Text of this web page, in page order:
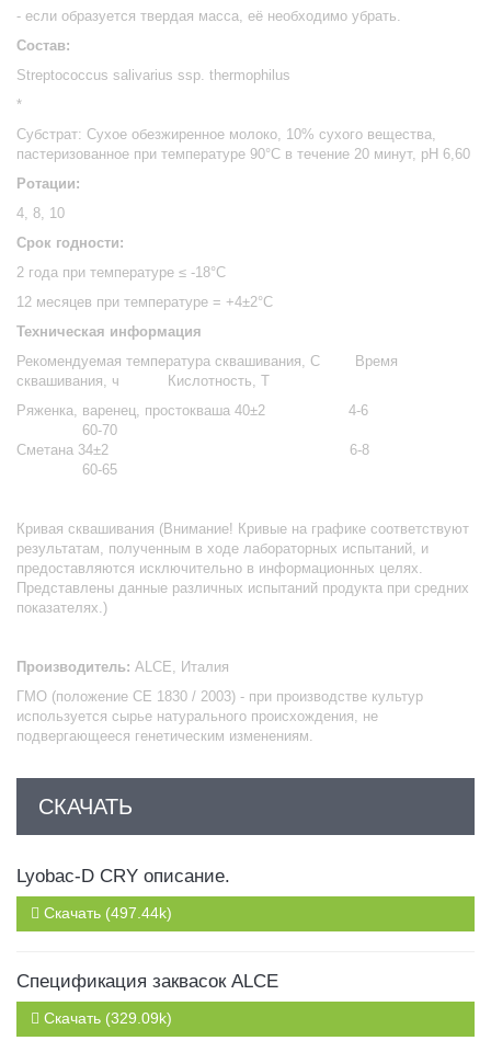
- если образуется твердая масса, её необходимо убрать.
Состав:
Streptococcus salivarius ssp. thеrmophilus
*
Субстрат: Сухое обезжиренное молоко, 10% сухого вещества,
пастеризованное при температуре 90°С в течение 20 минут, рН 6,60
Ротации:
4, 8, 10
Срок годности:
2 года при температуре ≤ -18°С
12 месяцев при температуре = +4±2°С
Техническая информация
Рекомендуемая температура сквашивания, С Время
сквашивания, ч Кислотность, Т
Ряженка, варенец, простокваша 40±2 4-6
60-70
Сметана 34±2 6-8
60-65
Кривая сквашивания (Внимание! Кривые на графике соответствуют
результатам, полученным в ходе лабораторных испытаний, и
предоставляются исключительно в информационных целях.
Представлены данные различных испытаний продукта при средних
показателях.)
Производитель: ALCE, Италия
ГМО (положение CE 1830 / 2003) - при производстве культур
используется сырье натурального происхождения, не
подвергающееся генетическим изменениям.
СКАЧАТЬ
Lyobac-D CRY описание.
Скачать (497.44k)
Спецификация заквасок ALCE
Скачать (329.09k)